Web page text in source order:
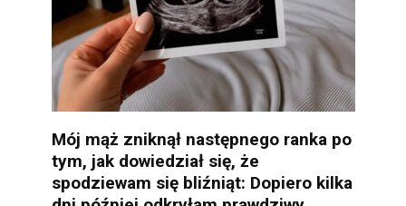
Mój mąż zniknął następnego ranka po
tym, jak dowiedział się, że
spodziewam się bliźniąt: Dopiero kilka